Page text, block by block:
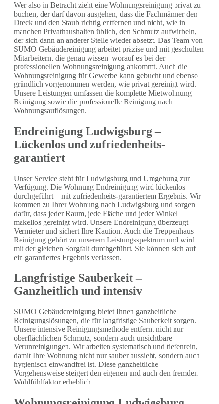
Wer also in Betracht zieht eine Wohnungsreinigung privat zu
buchen, der darf davon ausgehen, dass die Fachmänner den
Dreck und den Staub richtig entfernen und nicht, wie in
manchen Privathaushalten üblich, den Schmutz aufwirbeln,
der sich dann an anderer Stelle wieder absetzt. Das Team von
SUMO Gebäudereinigung arbeitet präzise und mit geschulten
Mitarbeitern, die genau wissen, worauf es bei der
professionellen Wohnungsreinigung ankommt. Auch die
Wohnungsreinigung für Gewerbe kann gebucht und ebenso
gründlich vorgenommen werden, wie privat gereinigt wird.
Unsere Leistungen umfassen die komplette Mietwohnung
Reinigung sowie die professionelle Reinigung nach
Wohnungsauflösungen.
Endreinigung Ludwigsburg –
Lückenlos und zufriedenheits-
garantiert
Unser Service steht für Ludwigsburg und Umgebung zur
Verfügung. Die Wohnung Endreinigung wird lückenlos
durchgeführt – mit zufriedenheits-garantiertem Ergebnis. Wir
kommen zu Ihrer Wohnung nach Ludwigsburg und sorgen
dafür, dass jeder Raum, jede Fläche und jeder Winkel
makellos gereinigt wird. Unsere Endreinigung überzeugt
Vermieter und sichert Ihre Kaution. Auch die Treppenhaus
Reinigung gehört zu unserem Leistungsspektrum und wird
mit der gleichen Sorgfalt durchgeführt. Sie können sich auf
ein garantiertes Ergebnis verlassen.
Langfristige Sauberkeit –
Ganzheitlich und intensiv
SUMO Gebäudereinigung bietet Ihnen ganzheitliche
Reinigungslösungen, die für langfristige Sauberkeit sorgen.
Unsere intensive Reinigungsmethode entfernt nicht nur
oberflächlichen Schmutz, sondern auch unsichtbare
Verunreinigungen. Wir arbeiten systematisch und tiefenrein,
damit Ihre Wohnung nicht nur sauber aussieht, sondern auch
hygienisch einwandfrei ist. Diese ganzheitliche
Vorgehensweise steigert den eigenen und auch den fremden
Wohlfühlfaktor erheblich.